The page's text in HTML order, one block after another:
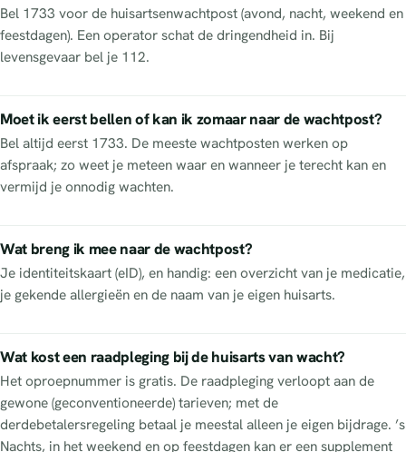
Bel 1733 voor de huisartsenwachtpost (avond, nacht, weekend en
feestdagen). Een operator schat de dringendheid in. Bij
levensgevaar bel je 112.
Moet ik eerst bellen of kan ik zomaar naar de wachtpost?
Bel altijd eerst 1733. De meeste wachtposten werken op
afspraak; zo weet je meteen waar en wanneer je terecht kan en
vermijd je onnodig wachten.
Wat breng ik mee naar de wachtpost?
Je identiteitskaart (eID), en handig: een overzicht van je medicatie,
je gekende allergieën en de naam van je eigen huisarts.
Wat kost een raadpleging bij de huisarts van wacht?
Het oproepnummer is gratis. De raadpleging verloopt aan de
gewone (geconventioneerde) tarieven; met de
derdebetalersregeling betaal je meestal alleen je eigen bijdrage. ’s
Nachts, in het weekend en op feestdagen kan er een supplement